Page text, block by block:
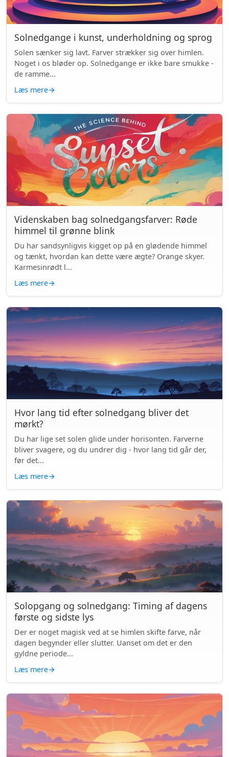
Solnedgange i kunst, underholdning og sprog
Solen sænker sig lavt. Farver strækker sig over himlen.
Noget i os bløder op. Solnedgange er ikke bare smukke -
de ramme...
Læs mere→
Videnskaben bag solnedgangsfarver: Røde
himmel til grønne blink
Du har sandsynligvis kigget op på en glødende himmel
og tænkt, hvordan kan dette være ægte? Orange skyer.
Karmesinrødt l...
Læs mere→
Hvor lang tid efter solnedgang bliver det
mørkt?
Du har lige set solen glide under horisonten. Farverne
bliver svagere, og du undrer dig - hvor lang tid går der,
før det...
Læs mere→
Solopgang og solnedgang: Timing af dagens
første og sidste lys
Der er noget magisk ved at se himlen skifte farve, når
dagen begynder eller slutter. Uanset om det er den
gyldne periode...
Læs mere→